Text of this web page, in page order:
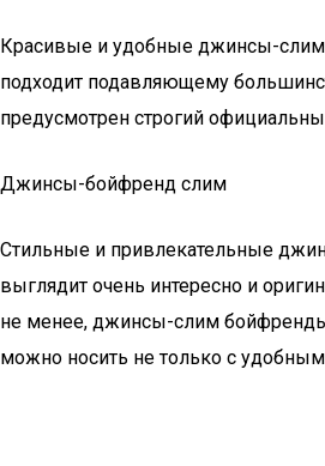
Красивые и удобные джинсы-слим
подходит подавляющему
предусмотрен строгий
Джинсы-бойфренд слим
Стильные и привлекательные
выглядит очень интересно и
не менее, джинсы-слим
можно носить не только с